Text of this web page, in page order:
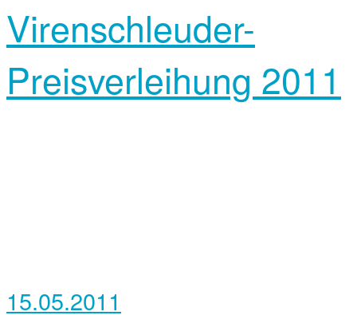
Virenschleuder-
Preisverleihung 2011
15.05.2011